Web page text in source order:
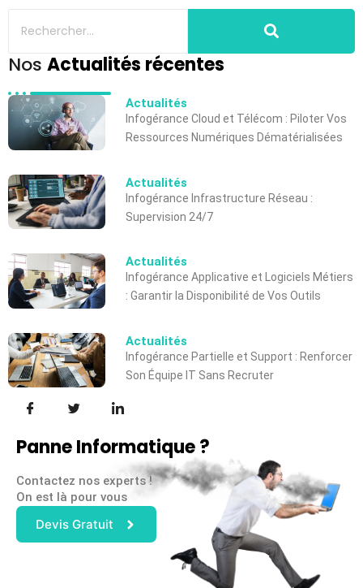
Nos Actualités récentes
Actualités
Infogérance Cloud et Télécom : Piloter Vos
Ressources Numériques Dématérialisées
Actualités
Infogérance Infrastructure Réseau :
Supervision 24/7
Actualités
Infogérance Applicative et Logiciels Métiers
: Garantir la Disponibilité de Vos Outils
Actualités
Infogérance Partielle et Support : Renforcer
Son Équipe IT Sans Recruter
Panne Informatique ?
Contactez nos experts !
On est là pour vous
Devis Gratuit